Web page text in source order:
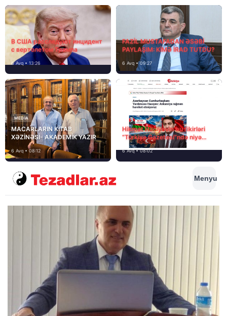
В США расследуют инцидент
с вертолетом Трампа
6 Avq • 13:26
FAZİL MUSTAFADAN ƏSƏBİ
PAYLAŞIM: KİMƏ İRAD TUTDU?
6 Avq • 09:27
MEDİA
MACARLARIN KİTAB
XƏZİNƏSİ- AKADEMİK YAZIR
6 Avq • 08:12
Hikmət Hacıyevin bu fikirləri
“Türkiye Gazetesi”ndə niyə
təhrif edilib?
6 Avq • 08:02
Menyu